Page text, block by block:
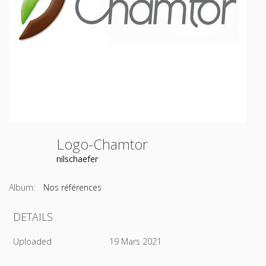
Logo-Chamtor
nilschaefer
Album: Nos références
DETAILS
Uploaded 19 Mars 2021